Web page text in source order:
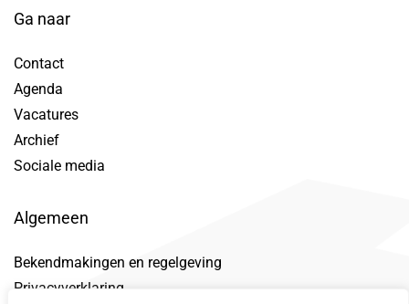
Ga naar
Contact
Agenda
Vacatures
Archief
Sociale media
Algemeen
Bekendmakingen en regelgeving
Privacyverklaring